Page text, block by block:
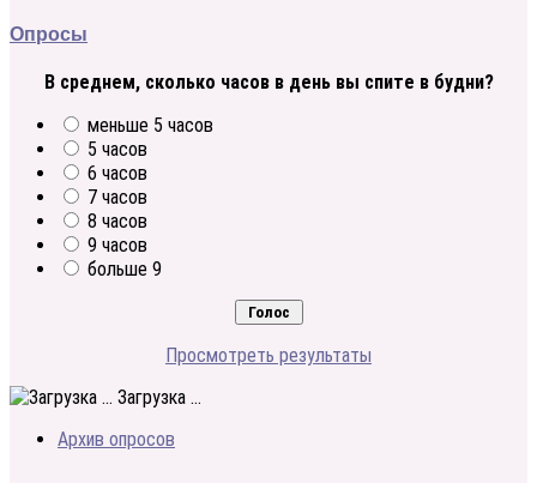
Опросы
В среднем, сколько часов в день вы спите в будни?
меньше 5 часов
5 часов
6 часов
7 часов
8 часов
9 часов
больше 9
Просмотреть результаты
Загрузка ...
Архив опросов